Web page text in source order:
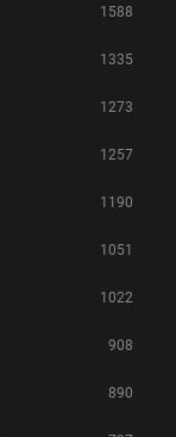
1588
1335
1273
1257
1190
1051
1022
908
890